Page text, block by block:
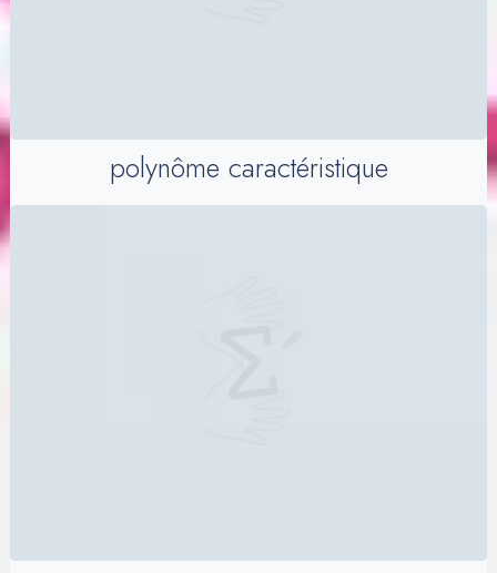
polynôme caractéristique